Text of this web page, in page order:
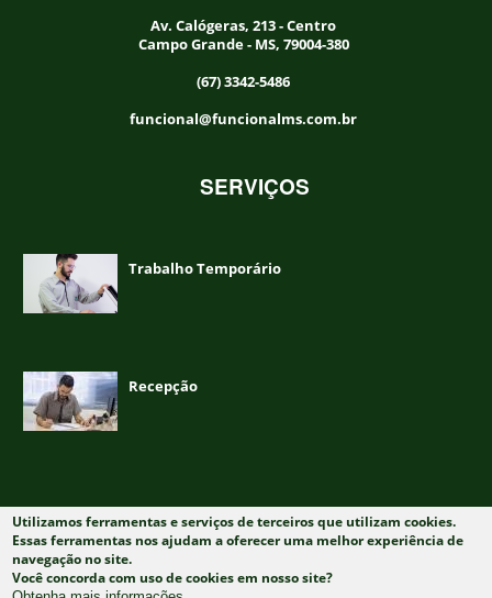
Av. Calógeras, 213 - Centro
Campo Grande - MS, 79004-380
(67) 3342-5486
funcional@funcionalms.com.br
SERVIÇOS
Trabalho Temporário
Recepção
2022 © Todos os Direitos Reservados
Utilizamos ferramentas e serviços de terceiros que utilizam cookies.
Essas ferramentas nos ajudam a oferecer uma melhor experiência de
navegação no site.
Você concorda com uso de cookies em nosso site?